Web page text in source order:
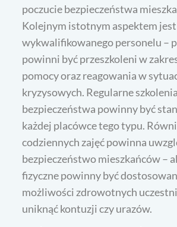
poczucie bezpieczeństwa
Kolejnym istotnym aspektem
wykwalifikowanego personelu –
powinni być przeszkoleni w
pomocy oraz reagowania w
kryzysowych. Regularne
bezpieczeństwa powinny być
każdej placówce tego typu.
codziennych zajęć powinna
bezpieczeństwo mieszkańców –
fizyczne powinny być
możliwości zdrowotnych
uniknąć kontuzji czy urazów.